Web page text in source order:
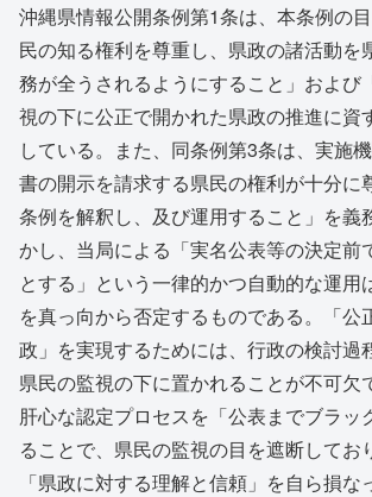
沖縄県情報公開条例第1条は、本条例の
民の知る権利を尊重し、県政の諸活動を
務が全うされるようにすること」および
視の下に公正で開かれた県政の推進に資
している。また、同条例第3条は、実施
書の開示を請求する県民の権利が十分に
条例を解釈し、及び運用すること」を義
かし、当局による「実名公表等の決定前
とする」という一律的かつ自動的な運用
を真っ向から否定するものである。「公
政」を実現するためには、行政の検討過
県民の監視の下に置かれることが不可欠
肝心な認定プロセスを「公表までブラッ
ることで、県民の監視の目を遮断してお
「県政に対する理解と信頼」を自ら損な